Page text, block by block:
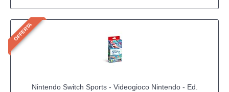
OFFERTA
Nintendo Switch Sports - Videogioco Nintendo - Ed.